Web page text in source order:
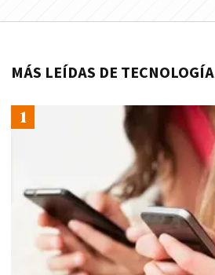
MÁS LEÍDAS DE TECNOLOGÍA